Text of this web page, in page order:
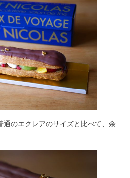
通のエクレアのサイズと比べて、余